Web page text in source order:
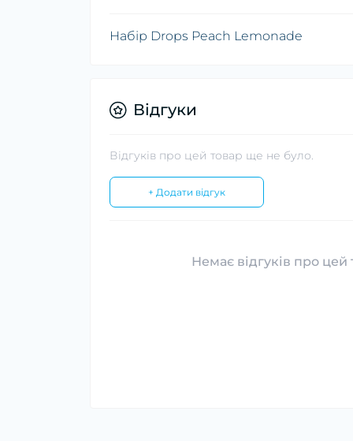
Набір Drops Peach Lemonade
Відгуки
Відгуків про цей товар ще не було.
+ Додати відгук
Немає відгуків про цей